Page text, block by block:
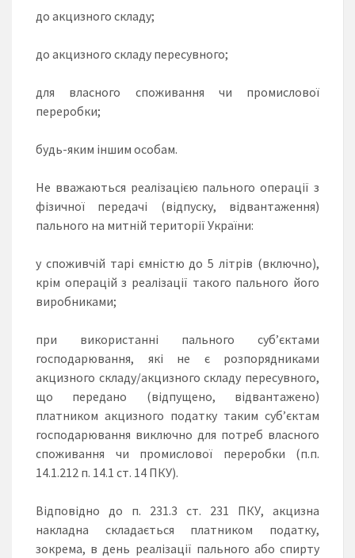
до акцизного складу;
до акцизного складу пересувного;
для власного споживання чи промислової
переробки;
будь-яким іншим особам.
Не вважаються реалізацією пального операції з
фізичної передачі (відпуску, відвантаження)
пального на митній території України:
у споживчій тарі ємністю до 5 літрів (включно),
крім операцій з реалізації такого пального його
виробниками;
при використанні пального суб’єктами
господарювання, які не є розпорядниками
акцизного складу/акцизного складу пересувного,
що передано (відпущено, відвантажено)
платником акцизного податку таким суб’єктам
господарювання виключно для потреб власного
споживання чи промислової переробки (п.п.
14.1.212 п. 14.1 ст. 14 ПКУ).
Відповідно до п. 231.3 ст. 231 ПКУ, акцизна
накладна складається платником податку,
зокрема, в день реалізації пального або спирту